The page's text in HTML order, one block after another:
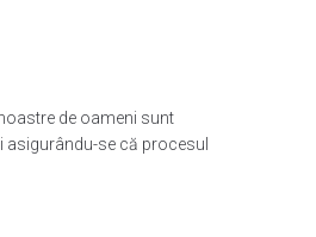
de oameni sunt
se că procesul